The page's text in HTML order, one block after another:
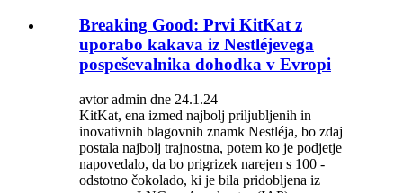
Breaking Good: Prvi KitKat z
uporabo kakava iz Nestléjevega
pospeševalnika dohodka v Evropi
avtor admin dne 24.1.24
KitKat, ena izmed najbolj priljubljenih in
inovativnih blagovnih znamk Nestléja, bo zdaj
postala najbolj trajnostna, potem ko je podjetje
napovedalo, da bo prigrizek narejen s 100 -
odstotno čokolado, ki je bila pridobljena iz